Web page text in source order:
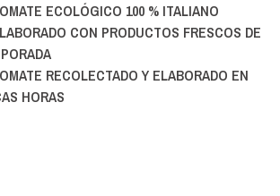
ECOLÓGICO 100 % ITALIANO
CON PRODUCTOS FRESCOS DE
RECOLECTADO Y ELABORADO EN
HORAS